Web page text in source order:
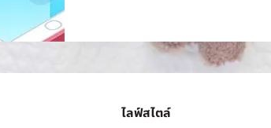
ไลฟ์สไตล์